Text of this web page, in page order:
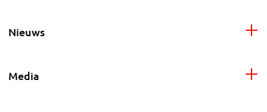
Nieuws
Media